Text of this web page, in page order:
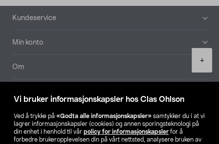
Vi bruker informasjonskapsler hos Clas Ohlson
Ved å trykke på «Godta alle informasjonskapsler» samtykker du i at vi
lagrer informasjonskapsler (cookies) og annen sporingsteknologi på
din enhet i henhold til vår policy for informasjonskapsler for å
forbedre brukeropplevelsen din på vårt nettsted, analysere bruken av
+
Bunntekst
Kundeservice
Min konto
Om
Våre selskaper
Finn din butikk